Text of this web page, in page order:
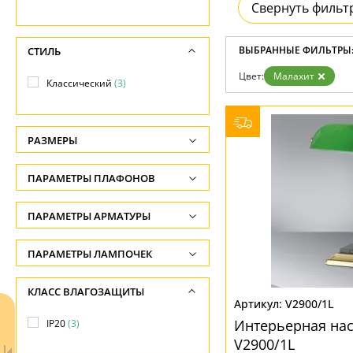
Главная
Доставка и оплата
Возврат
Установка
Дизайнерам
Бренды
Контакты
Хай
Свернуть
ВЫБРАННЫЕ ФИЛЬТРЫ:
Цвет: Малахит
V2900/1L
Интерьерная
V2900/1L
СТИЛЬ
Классический (3)
РАЗМЕРЫ
Высота, см
-
Глубина, см
-
Ширина, см
-
Диаметр, см
ПАРАМЕТРЫ ПЛАФОНОВ
ФОРМА ПЛАФОНА
Декоративный(3)
ПОВЕРХНОСТЬ
Глянцевый
ПАРАМЕТРЫ АРМАТУРЫ
ЦВЕТ АРМАТУРЫ
Бронза(1)
ПАРАМЕТРЫ ЛАМПОЧЕК
Количество ламп
-
Общая мощность ламп
КЛАСС ВЛАГОЗАЩИТЫ
IP20(3)